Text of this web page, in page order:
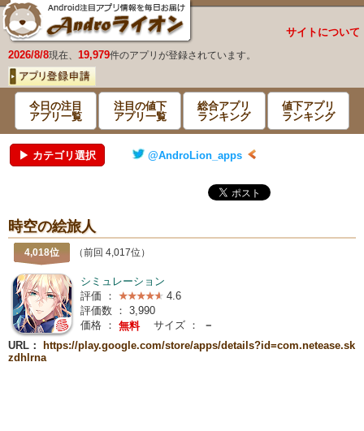
サイトについて
2026/8/8現在、 19,979件のアプリが登録されています。
今日の注目
アプリ一覧
注目の値下
アプリ一覧
総合アプリ
ランキング
値下アプリ
ランキング
▶ カテゴリ選択 @AndroLion_apps
時空の絵旅人
4,018位 （前回 4,017位）
シミュレーション
評価 ：
4.6
評価数 ： 3,990
価格 ： 無料 サイズ ：
－
URL：
https://play.google.com/store/apps/details?id=com.netease.sk
zdhlrna